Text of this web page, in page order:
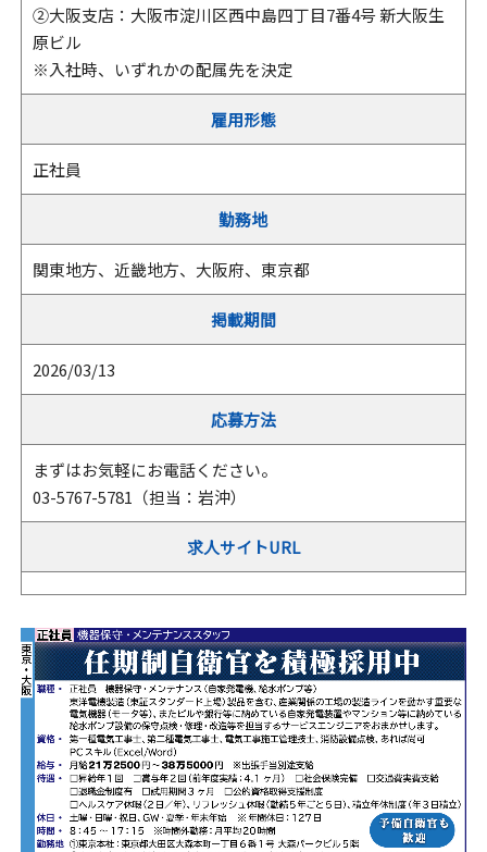
②大阪支店：大阪市淀川区西中島四丁目7番4号 新大阪生
原ビル
※入社時、いずれかの配属先を決定
雇用形態
正社員
勤務地
関東地方、近畿地方、大阪府、東京都
掲載期間
2026/03/13
応募方法
まずはお気軽にお電話ください。
03-5767-5781（担当：岩沖）
求人サイトURL